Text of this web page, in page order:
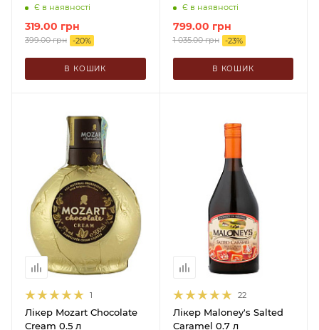
Є в наявності
319.00 грн
399.00грн -20%
В КОШИК
Є в наявності
799.00 грн
1 035.00грн -23%
В КОШИК
1
Лікер Mozart Chocolate
Cream 0.5 л
22
Лікер Maloney's Salted
Caramel 0.7 л